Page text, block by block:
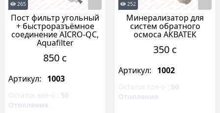
265
Пост фильтр угольный
+ быстроразъёмное
соединение AICRO-QC,
Aquafilter
850 c
Артикул: 1003
Остаток кол-о : 50
Отопления
252
Минерализатор для
систем обратного
осмоса АКВАТЕК
350 c
Артикул: 1002
Остаток кол-о : 50
Отопления